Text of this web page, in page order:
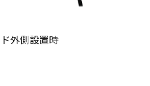
外側設置時